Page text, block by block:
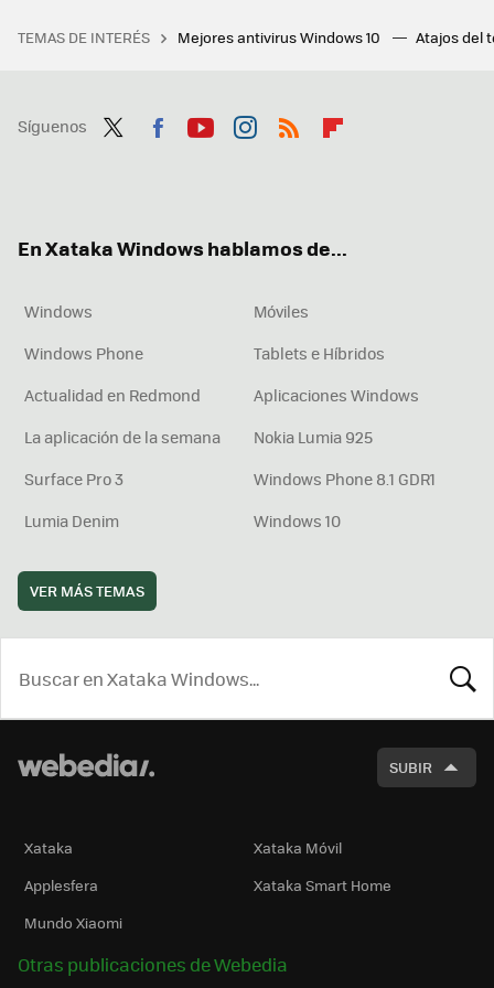
TEMAS DE INTERÉS Mejores antivirus Windows 10 Atajos del
Síguenos
En Xataka Windows hablamos de...
Windows
Móviles
Windows Phone
Tablets e Híbridos
Actualidad en Redmond
Aplicaciones Windows
La aplicación de la semana
Nokia Lumia 925
Surface Pro 3
Windows Phone 8.1 GDR1
Lumia Denim
Windows 10
VER MÁS TEMAS
SUBIR
Xataka
Xataka Móvil
Applesfera
Xataka Smart Home
Mundo Xiaomi
Otras publicaciones de Webedia